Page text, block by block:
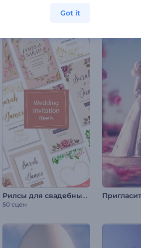
Рилсы для свадебных приглашений
50 сцен
Got it